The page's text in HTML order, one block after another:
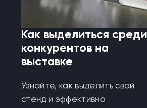
Как выделиться среди
конкурентов на
выставке
Узнайте, как выделить свой
стенд и эффективно